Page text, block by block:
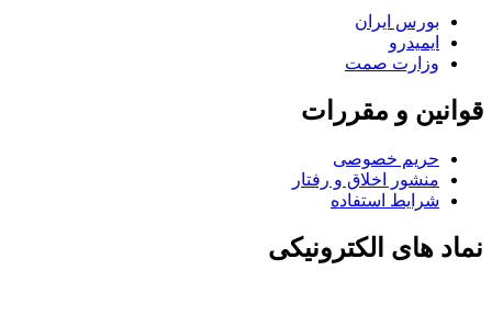
بورس ایران
ایمیدرو
وزارت صمت
قوانین و مقررات
حریم خصوصی
منشور اخلاق و رفتار
شرایط استفاده
نماد های الکترونیکی